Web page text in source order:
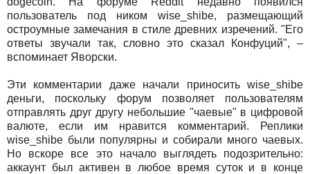
пользователь под ником wise_shibe, размещающий
остроумные замечания в стиле древних изречений. "Его
ответы звучали так, словно это сказал Конфуций", –
вспоминает Яворски.
Эти комментарии даже начали приносить wise_shibe
деньги, поскольку форум позволяет пользователям
отправлять друг другу небольшие "чаевые" в цифровой
валюте, если им нравится комментарий. Реплики
wise_shibe были популярны и собирали много чаевых.
Но вскоре все это начало выглядеть подозрительно:
аккаунт был активен в любое время суток и в конце